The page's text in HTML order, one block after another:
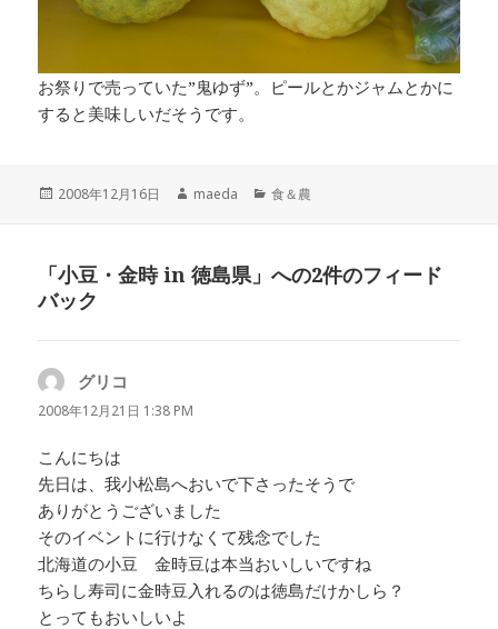
お祭りで売っていた”鬼ゆず”。ピールとかジャムとかに
すると美味しいだそうです。
投
2008年12月16日
作
maeda
カ
ー
食＆農
「小豆・金時 in 徳島県」への2件のフィード
バック
グリコ
り
2008年12月21日 1:38 PM
こんにちは
先日は、我小松島へおいで下さったそうで
ありがとうございました
そのイベントに行けなくて残念でした
北海道の小豆 金時豆は本当おいしいですね
ちらし寿司に金時豆入れるのは徳島だけかしら？
とってもおいしいよ